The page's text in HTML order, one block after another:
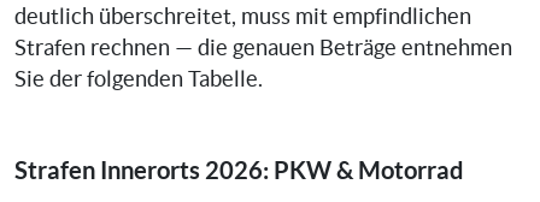
deutlich überschreitet, muss mit empfindlichen
Strafen rechnen — die genauen Beträge entnehmen
Sie der folgenden Tabelle.
Strafen Innerorts 2026: PKW & Motorrad